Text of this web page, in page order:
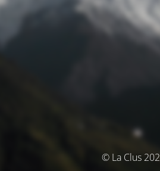
© La Clus